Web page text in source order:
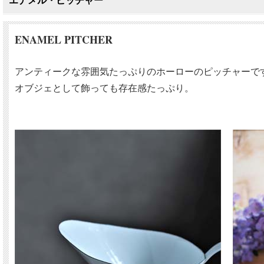
ENAMEL PITCHER
アンティークな雰囲気たっぷりのホーローのピッチャーで
オブジェとして飾っても存在感たっぷり。